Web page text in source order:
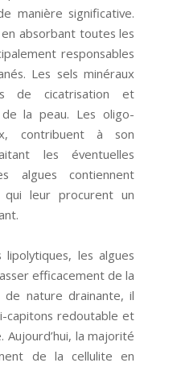
manière significative.
absorbant toutes les
responsables
Les sels minéraux
de cicatrisation et
la peau. Les oligo-
contribuent à son
les éventuelles
algues contiennent
qui leur procurent un
les algues
efficacement de la
de nature drainante, il
capitons redoutable et
la majorité
de la cellulite en